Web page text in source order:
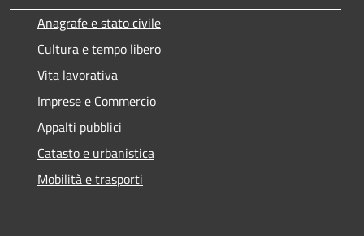
Anagrafe e stato civile
Cultura e tempo libero
Vita lavorativa
Imprese e Commercio
Appalti pubblici
Catasto e urbanistica
Mobilità e trasporti